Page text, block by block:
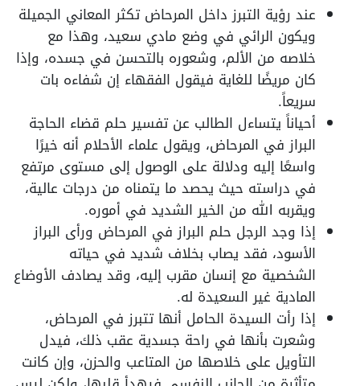
عند رؤية التبرز داخل المرحاض تكثر المعاني الجميلة
ويكون الرائي في وضع مادي سعيد، وهذا مع
خلاصه من الألم، وشعوره بالتحسن في جسده، وإذا
كان مريضًا للغاية فيقول الفقهاء إن شفاءه بات
سريعاً.
أحياناً يتساءل الطالب عن تفسير حلم قضاء الحاجة
البراز في المرحاض، ويقول علماء الأحلام أنه خيرًا
واسعًا إليه ودلالة على الوصول إلى مستوى مرتفع
في دراسته حيث يحصد ما يتمناه من درجات عالية،
ويقربه الله من الخير الشديد في أموره.
إذا وجد الرجل حلم البراز في المرحاض ورأى البراز
الأسود، فقد يصاب بخلاف شديد في حياته
الشخصية مع إنسان مقرب إليه، وقد يصادف الأوضاع
المادية غير السعيدة له.
إذا رأت السيدة الحامل أنها تتبرز في المرحاض،
وشعرت بأنها في راحة جسدية عقب ذلك، فيدل
التأويل على خلاصها من المتاعب والحزن، وإن كانت